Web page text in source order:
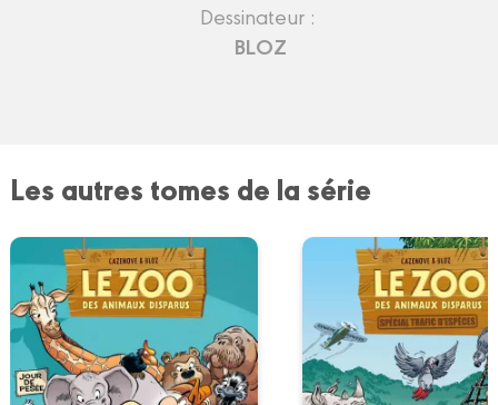
Dessinateur :
BLOZ
Les autres tomes de la série